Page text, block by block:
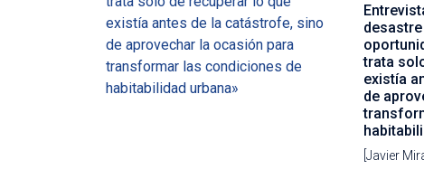
trata
existía
de
[Javier